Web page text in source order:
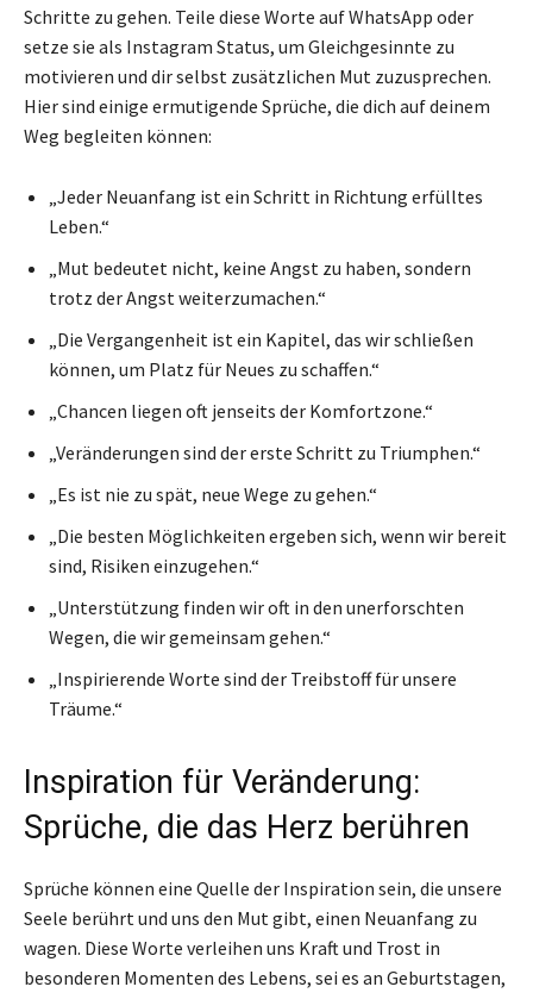
Schritte zu gehen. Teile diese Worte auf WhatsApp oder
setze sie als Instagram Status, um Gleichgesinnte zu
motivieren und dir selbst zusätzlichen Mut zuzusprechen.
Hier sind einige ermutigende Sprüche, die dich auf deinem
Weg begleiten können:
„Jeder Neuanfang ist ein Schritt in Richtung erfülltes
Leben.“
„Mut bedeutet nicht, keine Angst zu haben, sondern
trotz der Angst weiterzumachen.“
„Die Vergangenheit ist ein Kapitel, das wir schließen
können, um Platz für Neues zu schaffen.“
„Chancen liegen oft jenseits der Komfortzone.“
„Veränderungen sind der erste Schritt zu Triumphen.“
„Es ist nie zu spät, neue Wege zu gehen.“
„Die besten Möglichkeiten ergeben sich, wenn wir bereit
sind, Risiken einzugehen.“
„Unterstützung finden wir oft in den unerforschten
Wegen, die wir gemeinsam gehen.“
„Inspirierende Worte sind der Treibstoff für unsere
Träume.“
Inspiration für Veränderung:
Sprüche, die das Herz berühren
Sprüche können eine Quelle der Inspiration sein, die unsere
Seele berührt und uns den Mut gibt, einen Neuanfang zu
wagen. Diese Worte verleihen uns Kraft und Trost in
besonderen Momenten des Lebens, sei es an Geburtstagen,